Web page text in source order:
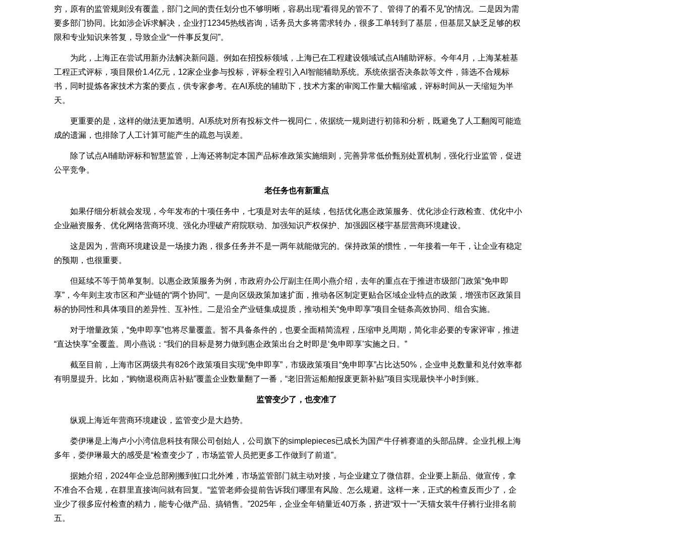
穷，原有的监管规则没有覆盖，部门之间的责任划分也不够明晰，容易出现“看得见的管不了、管得了的看不见”的情况。二是因为需
要多部门协同。比如涉企诉求解决，企业打12345热线咨询，话务员大多将需求转办，很多工单转到了基层，但基层又缺乏足够的权
限和专业知识来答复，导致企业“一件事反复问”。
为此，上海正在尝试用新办法解决新问题。例如在招投标领域，上海已在工程建设领域试点AI辅助评标。今年4月，上海某桩基
工程正式评标，项目限价1.4亿元，12家企业参与投标，评标全程引入AI智能辅助系统。系统依据否决条款等文件，筛选不合规标
书，同时提炼各家技术方案的要点，供专家参考。在AI系统的辅助下，技术方案的审阅工作量大幅缩减，评标时间从一天缩短为半
天。
更重要的是，这样的做法更加透明。AI系统对所有投标文件一视同仁，依据统一规则进行初筛和分析，既避免了人工翻阅可能造
成的遗漏，也排除了人工计算可能产生的疏忽与误差。
除了试点AI辅助评标和智慧监管，上海还将制定本国产品标准政策实施细则，完善异常低价甄别处置机制，强化行业监管，促进
公平竞争。
老任务也有新重点
如果仔细分析就会发现，今年发布的十项任务中，七项是对去年的延续，包括优化惠企政策服务、优化涉企行政检查、优化中小
企业融资服务、优化网络营商环境、强化办理破产府院联动、加强知识产权保护、加强园区楼宇基层营商环境建设。
这是因为，营商环境建设是一场接力跑，很多任务并不是一两年就能做完的。保持政策的惯性，一年接着一年干，让企业有稳定
的预期，也很重要。
但延续不等于简单复制。以惠企政策服务为例，市政府办公厅副主任周小燕介绍，去年的重点在于推进市级部门政策“免申即
享”，今年则主攻市区和产业链的“两个协同”。一是向区级政策加速扩面，推动各区制定更贴合区域企业特点的政策，增强市区政策目
标的协同性和具体项目的差异性、互补性。二是沿全产业链集成提质，推动相关“免申即享”项目全链条高效协同、组合实施。
对于增量政策，“免申即享”也将尽量覆盖。暂不具备条件的，也要全面精简流程，压缩申兑周期，简化非必要的专家评审，推进
“直达快享”全覆盖。周小燕说：“我们的目标是努力做到惠企政策出台之时即是‘免申即享’实施之日。”
截至目前，上海市区两级共有826个政策项目实现“免申即享”，市级政策项目“免申即享”占比达50%，企业申兑数量和兑付效率都
有明显提升。比如，“购物退税商店补贴”覆盖企业数量翻了一番，“老旧营运船舶报废更新补贴”项目实现最快半小时到账。
监管变少了，也变准了
纵观上海近年营商环境建设，监管变少是大趋势。
娄伊琳是上海卢小小湾信息科技有限公司创始人，公司旗下的simplepieces已成长为国产牛仔裤赛道的头部品牌。企业扎根上海
多年，娄伊琳最大的感受是“检查变少了，市场监管人员把更多工作做到了前道”。
据她介绍，2024年企业总部刚搬到虹口北外滩，市场监管部门就主动对接，与企业建立了微信群。企业要上新品、做宣传，拿
不准合不合规，在群里直接询问就有回复。“监管老师会提前告诉我们哪里有风险、怎么规避。这样一来，正式的检查反而少了，企
业少了很多应付检查的精力，能专心做产品、搞销售。”2025年，企业全年销量近40万条，挤进“双十一”天猫女装牛仔裤行业排名前
五。